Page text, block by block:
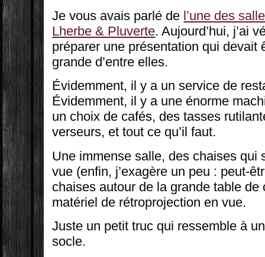
Je vous avais parlé de l’une des
Lherbe & Pluverte. Aujourd’hui, j’ai
préparer une présentation qui devait
grande d’entre elles.
Évidemment, il y a un service de
Évidemment, il y a une énorme
un choix de cafés, des tasses
verseurs, et tout ce qu’il faut.
Une immense salle, des chaises qui
vue (enfin, j’exagère un peu : peut-
chaises autour de la grande table de
matériel de rétroprojection en vue.
Juste un petit truc qui ressemble à
socle.